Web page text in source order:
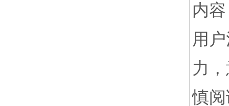
内
用
力
慎